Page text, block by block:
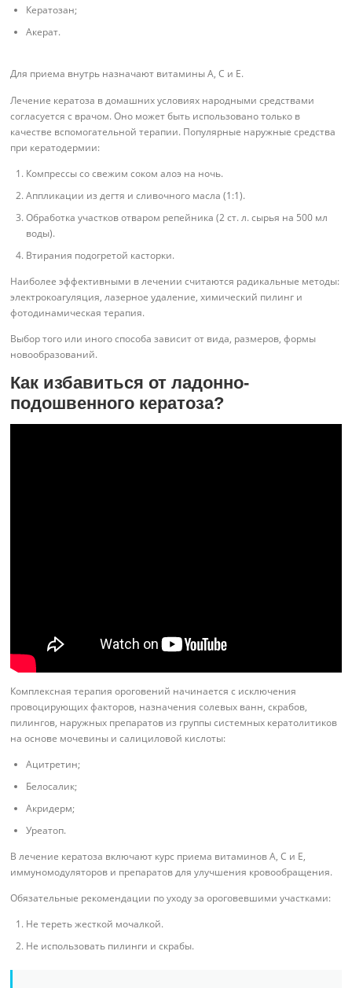
Кератозан;
Акерат.
Для приема внутрь назначают витамины A, C и E.
Лечение кератоза в домашних условиях народными средствами
согласуется с врачом. Оно может быть использовано только в
качестве вспомогательной терапии. Популярные наружные средства
при кератодермии:
Компрессы со свежим соком алоэ на ночь.
Аппликации из дегтя и сливочного масла (1:1).
Обработка участков отваром репейника (2 ст. л. сырья на 500 мл
воды).
Втирания подогретой касторки.
Наиболее эффективными в лечении считаются радикальные методы:
электрокоагуляция, лазерное удаление, химический пилинг и
фотодинамическая терапия.
Выбор того или иного способа зависит от вида, размеров, формы
новообразований.
Как избавиться от ладонно-
подошвенного кератоза?
Комплексная терапия ороговений начинается с исключения
провоцирующих факторов, назначения солевых ванн, скрабов,
пилингов, наружных препаратов из группы системных кератолитиков
на основе мочевины и салициловой кислоты:
Ацитретин;
Белосалик;
Акридерм;
Уреатоп.
В лечение кератоза включают курс приема витаминов A, C и E,
иммуномодуляторов и препаратов для улучшения кровообращения.
Обязательные рекомендации по уходу за ороговевшими участками:
Не тереть жесткой мочалкой.
Не использовать пилинги и скрабы.